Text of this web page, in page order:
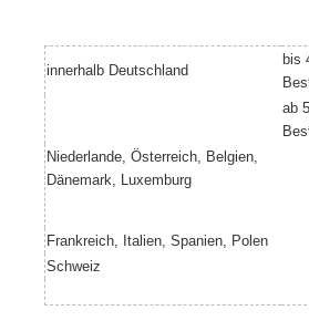
innerhalb Deutschland
bis
ab
Niederlande, Österreich, Belgien,
Dänemark, Luxemburg
Frankreich, Italien, Spanien, Polen
Schweiz